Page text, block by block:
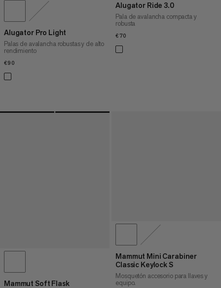
Alugator Pro Light
Palas de avalancha robustas y de alto
rendimiento
€90
Alugator Ride 3.0
Pala de avalancha compacta y
robusta
€70
Mammut Soft Flask
Mammut Mini Carabiner
Classic Keylock S
Mosquetón accesorio para llaves y
equipo.